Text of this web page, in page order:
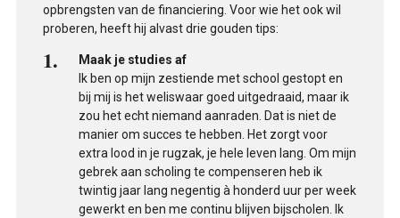
opbrengsten van de financiering. Voor wie het ook wil
proberen, heeft hij alvast drie gouden tips:
Maak je studies af
Ik ben op mijn zestiende met school gestopt en
bij mij is het weliswaar goed uitgedraaid, maar ik
zou het echt niemand aanraden. Dat is niet de
manier om succes te hebben. Het zorgt voor
extra lood in je rugzak, je hele leven lang. Om mijn
gebrek aan scholing te compenseren heb ik
twintig jaar lang negentig à honderd uur per week
gewerkt en ben me continu blijven bijscholen. Ik